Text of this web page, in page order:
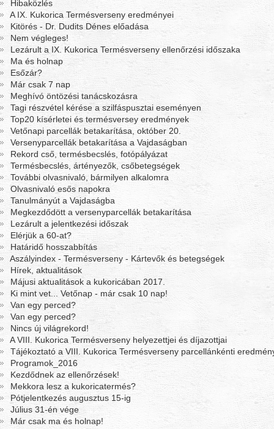
Hibaközlés
A IX. Kukorica Termésverseny eredményei
Kitörés - Dr. Dudits Dénes előadása
Nem végleges!
Lezárult a IX. Kukorica Termésverseny ellenőrzési időszaka
Ma és holnap
Esőzár?
Már csak 7 nap
Meghívó öntözési tanácskozásra
Tagi részvétel kérése a szilfáspusztai eseményen
Top20 kísérletei és termésversey eredmények
Vetőnapi parcellák betakarítása, október 20.
Versenyparcellák betakarítása a Vajdaságban
Rekord cső, termésbecslés, fotópályázat
Termésbecslés, ártényezők, csőbetegségek
További olvasnivaló, bármilyen alkalomra
Olvasnivaló esős napokra
Tanulmányút a Vajdaságba
Megkezdődött a versenyparcellák betakarítása
Lezárult a jelentkezési időszak
Elérjük a 60-at?
Határidő hosszabbítás
Aszályindex - Termésverseny - Kártevők és betegségek
Hírek, aktualitások
Májusi aktualitások a kukoricában 2017.
Ki mint vet... Vetőnap - már csak 10 nap!
Van egy perced?
Van egy perced?
Nincs új világrekord!
A VIII. Kukorica Termésverseny helyezettjei és díjazottjai
Tájékoztató a VIII. Kukorica Termésverseny parcellánkénti
Programok_2016
Kezdődnek az ellenőrzések!
Mekkora lesz a kukoricatermés?
Pótjelentkezés augusztus 15-ig
Július 31-én vége
Már csak ma és holnap!